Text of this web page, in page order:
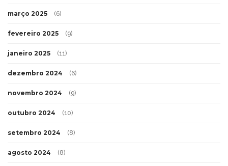
março 2025 (6)
fevereiro 2025 (9)
janeiro 2025 (11)
dezembro 2024 (6)
novembro 2024 (9)
outubro 2024 (10)
setembro 2024 (8)
agosto 2024 (8)